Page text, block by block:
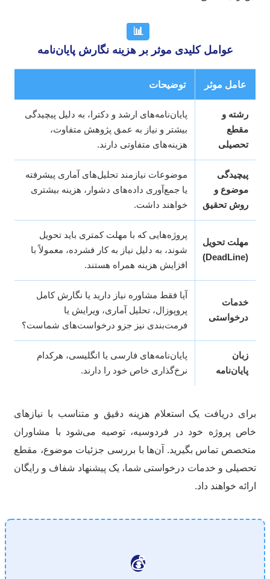
عوامل کلیدی موثر بر هزینه نگارش پایان‌نامه
عامل موثر توضیحات
رشته و
مقطع
تحصیلی
پایان‌نامه‌های ارشد و دکترا، به دلیل پیچیدگی
بیشتر و نیاز به عمق پژوهش متفاوت،
هزینه‌های متفاوتی دارند.
پیچیدگی
موضوع و
روش تحقیق
موضوعات نیازمند تحلیل‌های آماری پیشرفته
یا جمع‌آوری داده‌های دشوار، هزینه بیشتری
خواهند داشت.
مهلت تحویل
پروژه‌هایی که با مهلت کمتری باید تحویل
شوند، به دلیل نیاز به کار فشرده، معمولاً با
افزایش هزینه همراه هستند.
خدمات
درخواستی
آیا فقط مشاوره نیاز دارید یا نگارش کامل
پروپوزال، تحلیل آماری، ویرایش یا
فرمت‌بندی نیز جزو درخواست‌های شماست؟
پایان‌نامه
پایان‌نامه‌های فارسی یا انگلیسی، هرکدام
نرخ‌گذاری خاص خود را دارند.
دریافت یک استعلام هزینه دقیق و متناسب با نیازهای
پروژه خود در فردوسیه، توصیه می‌شود با مشاوران
تماس بگیرید. آن‌ها با بررسی جزئیات موضوع، مقطع
و خدمات درخواستی شما، یک پیشنهاد شفاف و رایگان
خواهند داد.